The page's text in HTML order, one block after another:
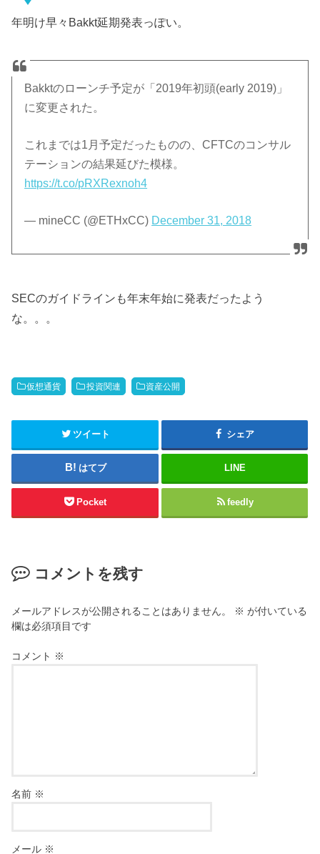
年明け早々Bakkt延期発表っぽい。
Bakktのローンチ予定が「2019年初頭(early 2019)」
に変更された。
これまでは1月予定だったものの、CFTCのコンサル
テーションの結果延びた模様。
https://t.co/pRXRexnoh4
— mineCC (@ETHxCC) December 31, 2018
SECのガイドラインも年末年始に発表だったよう
な。。。
仮想通貨 投資関連 資産公開
ツイート シェア
はてブ LINE
Pocket feedly
コメントを残す
メールアドレスが公開されることはありません。 ※ が付いている
欄は必須項目です
コメント ※
名前 ※
メール ※